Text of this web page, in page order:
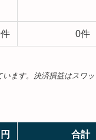
0件
ます。決済損益はスワッ
合計